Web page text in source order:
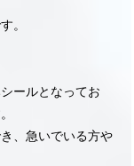
す。
ールとなってお
、急いでいる方や